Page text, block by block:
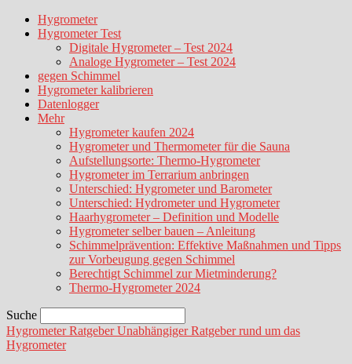
Hygrometer
Hygrometer Test
Digitale Hygrometer – Test 2024
Analoge Hygrometer – Test 2024
gegen Schimmel
Hygrometer kalibrieren
Datenlogger
Mehr
Hygrometer kaufen 2024
Hygrometer und Thermometer für die Sauna
Aufstellungsorte: Thermo-Hygrometer
Hygrometer im Terrarium anbringen
Unterschied: Hygrometer und Barometer
Unterschied: Hydrometer und Hygrometer
Haarhygrometer – Definition und Modelle
Hygrometer selber bauen – Anleitung
Schimmelprävention: Effektive Maßnahmen und Tipps
zur Vorbeugung gegen Schimmel
Berechtigt Schimmel zur Mietminderung?
Thermo-Hygrometer 2024
Suche
Hygrometer Ratgeber Unabhängiger Ratgeber rund um das
Hygrometer